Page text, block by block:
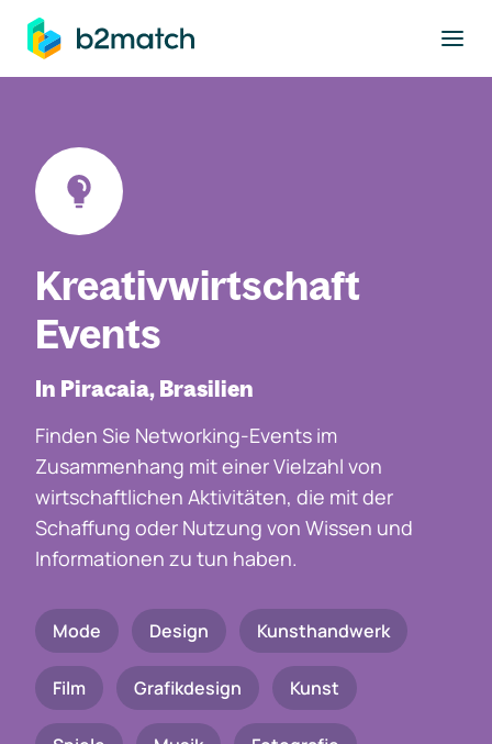
springen
Kreativwirtschaft
Events
In Piracaia, Brasilien
Finden Sie Networking-Events im
Zusammenhang mit einer Vielzahl von
wirtschaftlichen Aktivitäten, die mit der
Schaffung oder Nutzung von Wissen und
Informationen zu tun haben.
Mode Design Kunsthandwerk
Film Grafikdesign Kunst